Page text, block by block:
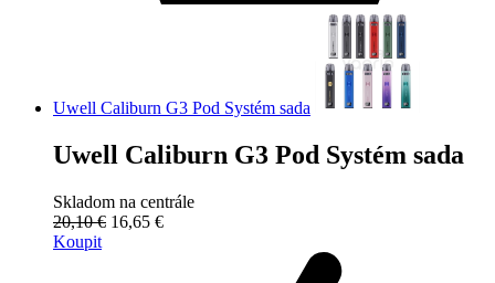
Uwell Caliburn G3 Pod Systém sada
Uwell Caliburn G3 Pod Systém sada
Skladom na centrále
20,10 € 16,65 €
Koupit